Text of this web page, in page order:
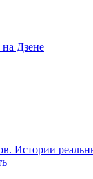
Дзене
Истории